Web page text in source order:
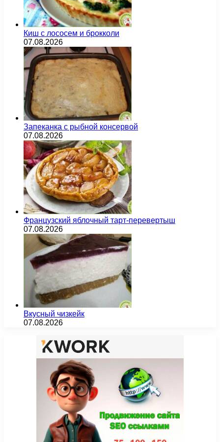
Киш с лососем и брокколи
07.08.2026
Запеканка с рыбной консервой
07.08.2026
Французский яблочный тарт-перевертыш
07.08.2026
Вкусный чизкейк
07.08.2026